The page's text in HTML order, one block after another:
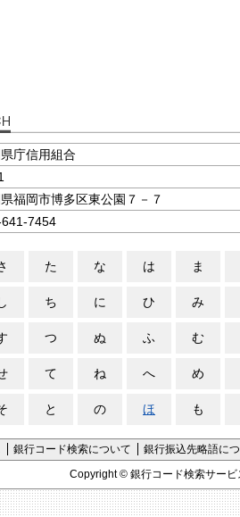
庁信用組合
福岡市博多区東公園７－７
7454
た な は ま
ち に ひ み
つ ぬ ふ む
て ね へ め
と の ほ も
銀行コード検索について 銀行振込先略語に
Copyright © 銀行コード検索サービ